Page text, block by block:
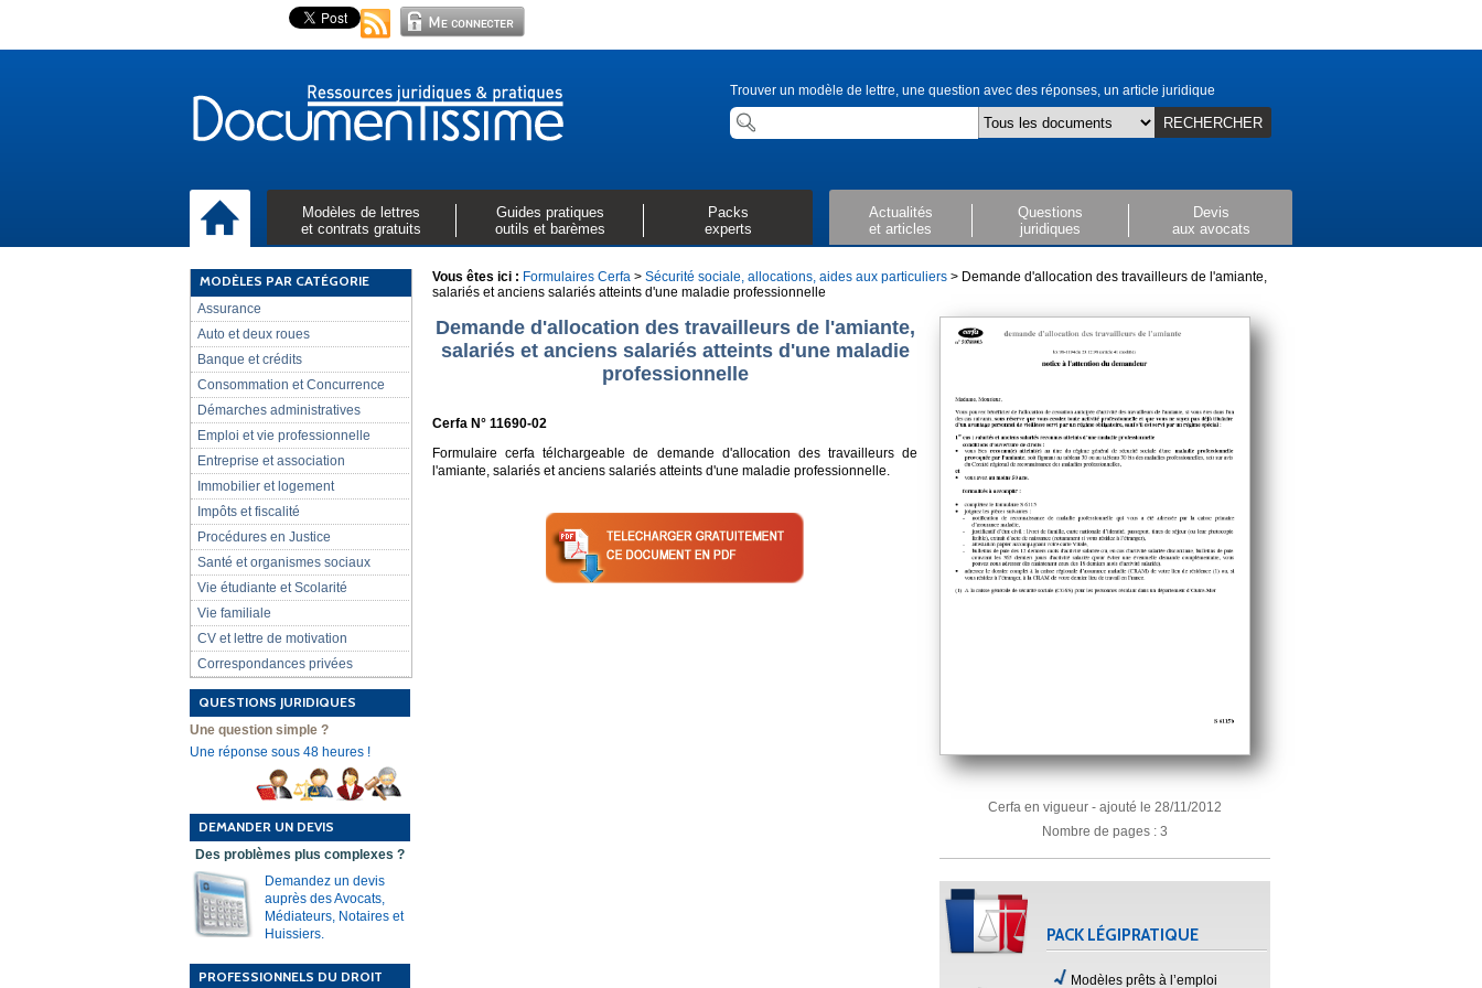
Trouver un modèle de lettre, une question avec des réponses, un article juridique
RECHERCHER
Modèles de lettres
et contrats gratuits
Guides pratiques
outils et barèmes
Packs
experts
Actualités
et articles
Questions
juridiques
Devis
aux avocats
MODÈLES PAR CATÉGORIE
Assurance
Auto et deux roues
Banque et crédits
Consommation et Concurrence
Démarches administratives
Emploi et vie professionnelle
Entreprise et association
Immobilier et logement
Impôts et fiscalité
Procédures en Justice
Santé et organismes sociaux
Vie étudiante et Scolarité
Vie familiale
CV et lettre de motivation
Correspondances privées
QUESTIONS JURIDIQUES
Une question simple ?
Une réponse sous 48 heures !
DEMANDER UN DEVIS
Des problèmes plus complexes ?
Demandez un devis
auprès des Avocats,
Médiateurs, Notaires et
Huissiers.
PROFESSIONNELS DU DROIT
Vous êtes ici : Formulaires Cerfa > Sécurité sociale, allocations, aides aux particuliers > Demande d'allocation des travailleurs de l'amiante,
salariés et anciens salariés atteints d'une maladie professionnelle
Demande d'allocation des travailleurs de l'amiante,
salariés et anciens salariés atteints d'une maladie
professionnelle
Cerfa N° 11690-02
Formulaire cerfa télchargeable de demande d'allocation des travailleurs de
l'amiante, salariés et anciens salariés atteints d'une maladie professionnelle.
Cerfa en vigueur - ajouté le 28/11/2012
Nombre de pages : 3
PACK LÉGIPRATIQUE
Modèles prêts à l’emploi